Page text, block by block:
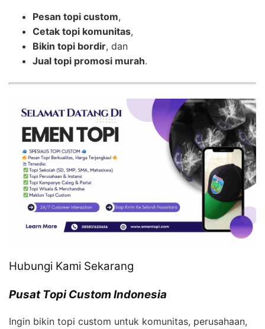
Pesan topi custom,
Cetak topi komunitas,
Bikin topi bordir, dan
Jual topi promosi murah.
Hubungi Kami Sekarang
Pusat Topi Custom Indonesia
Ingin bikin topi custom untuk komunitas, perusahaan,